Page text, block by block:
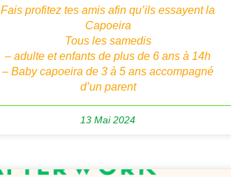
Fais profitez tes amis afin qu’ils essayent la
Capoeira
Tous les samedis
– adulte et enfants de plus de 6 ans à 14h
– Baby capoeira de 3 à 5 ans accompagné
d’un parent
13 Mai 2024